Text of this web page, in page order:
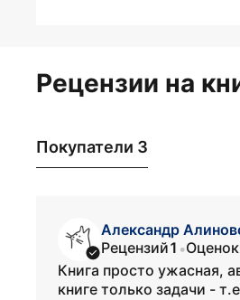
Рецензии на
Покупатели 3
Александр
Рецензий1 •Оценок
Книга просто ужасная,
книге только задачи -